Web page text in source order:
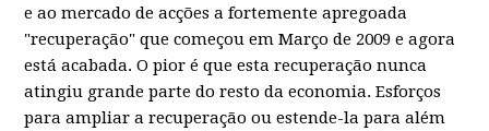
e ao mercado de acções a fortemente apregoada
"recuperação" que começou em Março de 2009 e agora
está acabada. O pior é que esta recuperação nunca
atingiu grande parte do resto da economia. Esforços
para ampliar a recuperação ou estende-la para além